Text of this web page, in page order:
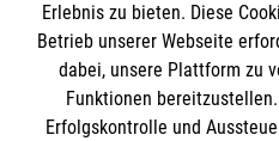
Informationen
Impressum
Erlebnis zu bieten. Diese
Betrieb unserer Webseite
dabei, unsere Plattform zu
Funktionen
Erfolgskontrolle und